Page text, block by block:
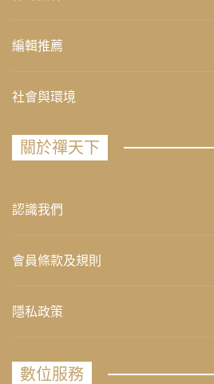
編輯推薦
社會與環境
關於禪天下
認識我們
會員條款及規則
隱私政策
數位服務